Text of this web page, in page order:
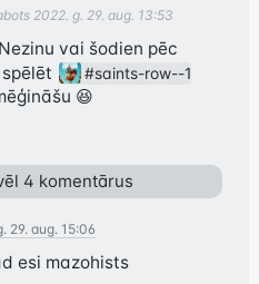
2022. g. 29. aug. 13:53
vai šodien pēc
#saints-row--1
😆
4 komentārus
29. aug. 15:06
esi mazohists